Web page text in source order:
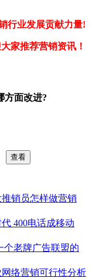
行业发展贡献力量!
家推荐营销资讯！
方面改进?
查看
销员怎样做营销
400电话成移动
个老牌广告联盟的
络营销可行性分析